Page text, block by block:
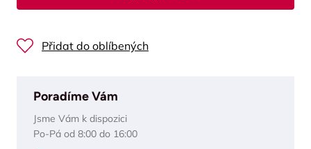
Přidat do oblíbených
Poradíme Vám
Jsme Vám k dispozici
Po-Pá od 8:00 do 16:00